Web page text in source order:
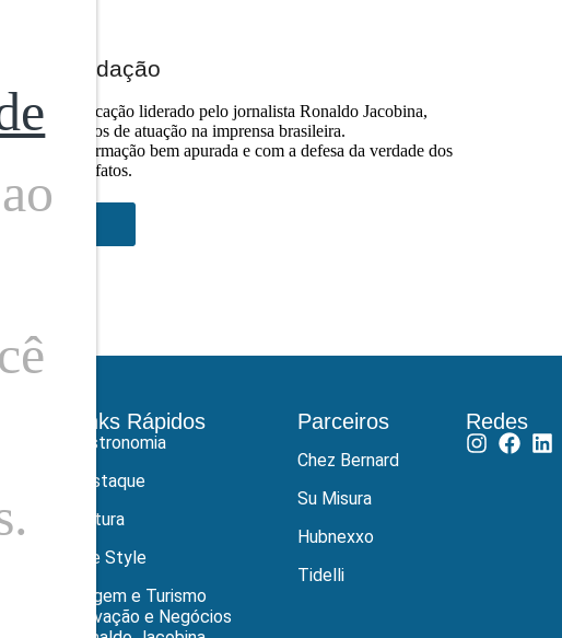
Redação
de comunicação liderado pelo jornalista Ronaldo Jacobina,
de 30 anos de atuação na imprensa brasileira.
é com a informação bem apurada e com a defesa da verdade dos
fatos.
Links Rápidos
Gastronomia
Destaque
Cultura
Life Style
Viagem e Turismo
Inovação e Negócios
Parceiros
Chez Bernard
Su Misura
Hubnexxo
Tidelli
Redes